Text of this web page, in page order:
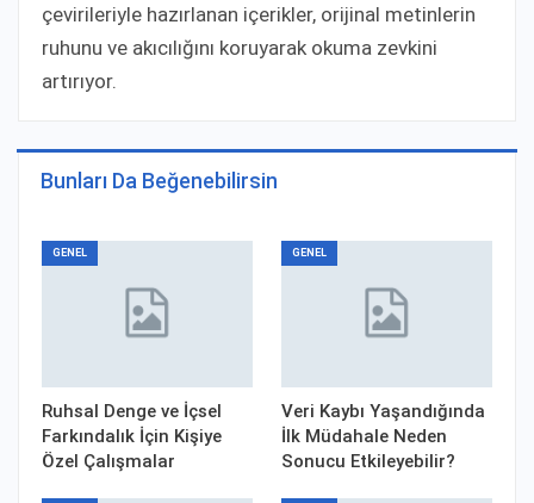
çevirileriyle hazırlanan içerikler, orijinal metinlerin
ruhunu ve akıcılığını koruyarak okuma zevkini
artırıyor.​
Bunları Da Beğenebilirsin
GENEL
Ruhsal Denge ve İçsel
Farkındalık İçin Kişiye
Özel Çalışmalar
GENEL
Veri Kaybı Yaşandığında
İlk Müdahale Neden
Sonucu Etkileyebilir?